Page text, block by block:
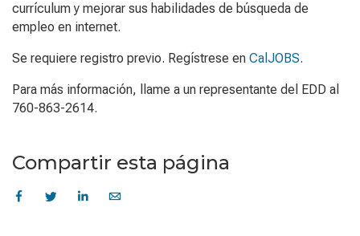
currículum y mejorar sus habilidades de búsqueda de
empleo en internet.
Se requiere registro previo. Regístrese en CalJOBS.
Para más información, llame a un representante del EDD al
760-863-2614.
Compartir esta página